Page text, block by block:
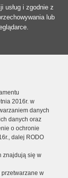
usług i zgodnie z
lub
2016r. w
danych
danych oraz
o ochronie
dalej RODO
znajdują się w
przetwarzane w